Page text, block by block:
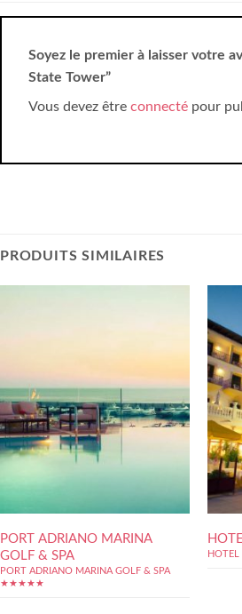
Soyez le premier à laisser votre
State Tower”
Vous devez être connecté pour
PRODUITS SIMILAIRES
PORT ADRIANO MARINA
GOLF & SPA
PORT ADRIANO MARINA GOLF & SPA
★★★★★